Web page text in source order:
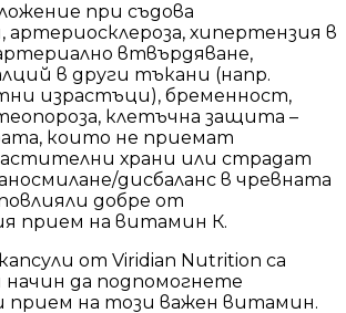
при съдова
артериосклероза, хипертензия в
втвърдяване,
в други тъкани (напр.
израстъци), бременност,
клетъчна защита –
които не приемат
храни или страдат
дисбаланс в чревната
добре от
прием на витамин К.
от Viridian Nutrition са
начин да подпомогнете
прием на този важен витамин.